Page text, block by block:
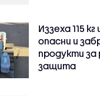
Иззеха 115
опасни и
продукти
защита